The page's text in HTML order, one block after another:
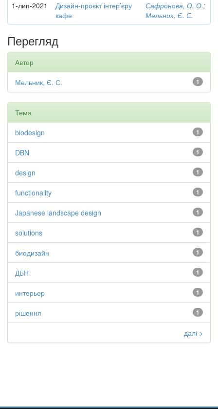
1-лип-2021
Дизайн-проєкт інтер’єру
кафе
Сафронова, О. О.;
Мельник, Є. С.
Перегляд
Автор
1
Мельник, Є. С.
Тема
1
biodesign
1
DBN
1
design
1
functionality
1
Japanese landscape design
1
solutions
1
биодизайн
1
ДБН
1
интерьер
1
рішення
далі >